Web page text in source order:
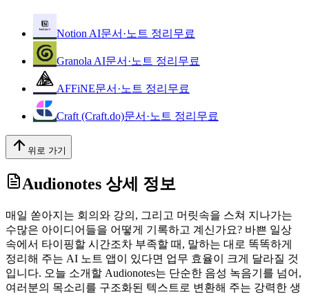
Notion AI문서·노트 정리 무료
Granola AI문서·노트 정리 무료
AFFiNE문서·노트 정리 무료
Craft (Craft.do)문서·노트 정리 무료
위로 가기
Audionotes 상세 정보
매일 쏟아지는 회의와 강의, 그리고 머릿속을 스쳐 지나가는
수많은 아이디어들을 어떻게 기록하고 계신가요? 바쁜 일상
속에서 타이핑할 시간조차 부족할 때, 말하는 대로 똑똑하게
정리해 주는 AI 노트 앱이 있다면 업무 효율이 크게 달라질 것
입니다. 오늘 소개할 Audionotes는 단순한 음성 녹음기를 넘어,
여러분의 목소리를 구조화된 텍스트로 변환해 주는 강력한 생